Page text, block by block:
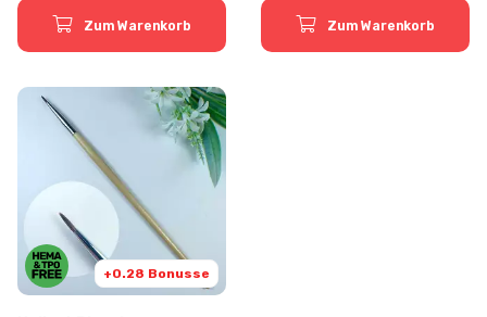
Zum Warenkorb Zum Warenkorb
+0.28 Bonusse